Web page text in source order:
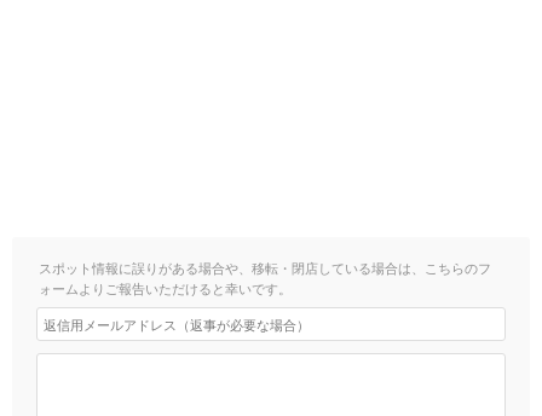
スポット情報に誤りがある場合や、移転・閉店している場合は、こちらのフ
ォームよりご報告いただけると幸いです。